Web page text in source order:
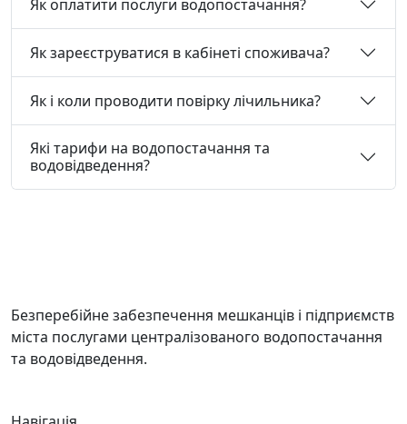
Як оплатити послуги водопостачання?
Як зареєструватися в кабінеті споживача?
Як і коли проводити повірку лічильника?
Які тарифи на водопостачання та
водовідведення?
Безперебійне забезпечення мешканців і підприємств
міста послугами централізованого водопостачання
та водовідведення.